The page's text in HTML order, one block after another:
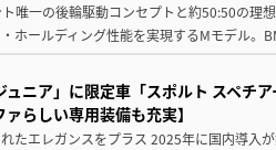
唯一の後輪駆動コンセプトと約50:50の理
ホールディング性能を実現するMモデル。
ュニア」に限定車「スポルト スペチ
らしい専用装備も充実】
たエレガンスをプラス 2025年に国内導入